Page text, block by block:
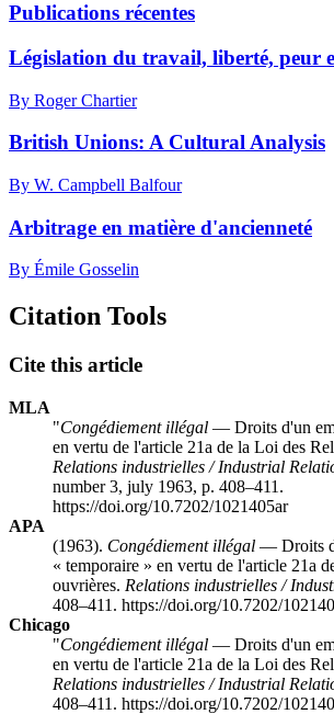
Publications récentes
Législation du travail, liberté, peur
By Roger Chartier
British Unions: A Cultural Analysis
By W. Campbell Balfour
Arbitrage en matière d'ancienneté
By Émile Gosselin
Citation Tools
Cite this article
MLA
"Congédiement illégal — Droits d'un
en vertu de l'article 21a de la Loi des
Relations industrielles / Industrial
number 3, july 1963, p. 408–411.
https://doi.org/10.7202/1021405ar
APA
(1963). Congédiement illégal — Droits
« temporaire » en vertu de l'article 21a
ouvrières. Relations industrielles /
408–411. https://doi.org/10.7202/
Chicago
"Congédiement illégal — Droits d'un
en vertu de l'article 21a de la Loi des
Relations industrielles / Industrial
408–411. https://doi.org/10.7202/